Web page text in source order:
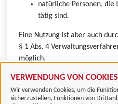
VERWENDUNG VON COOKIES
Wir verwenden Cookies, um die
sicherzustellen, Funktionen von
natürliche Personen,
tätig sind.
Eine Nutzung ist aber auch
§ 1 Abs. 4
möglich.